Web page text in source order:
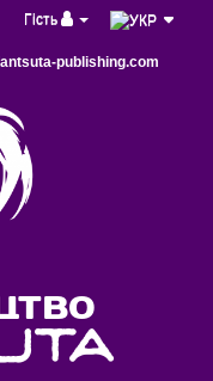
Гість
publishing.com